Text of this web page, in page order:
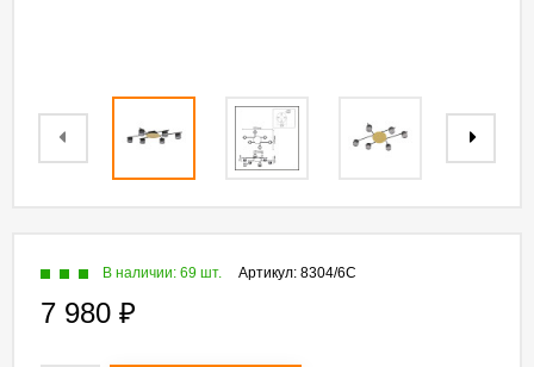
Артикул: 8304/6C
В наличии: 69 шт.
7 980 ₽